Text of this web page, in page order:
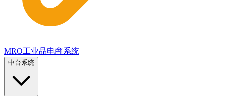
MRO工业品电商系统
中台系统